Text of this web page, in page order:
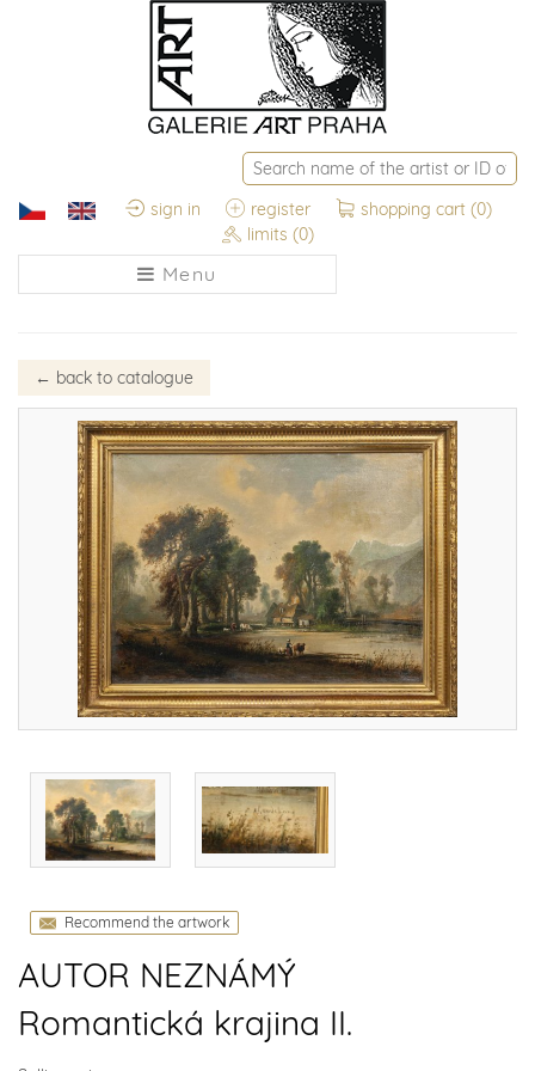
sign in register shopping cart (0)
limits (0)
Menu
← back to catalogue
Recommend the artwork
AUTOR NEZNÁMÝ
Romantická krajina II.